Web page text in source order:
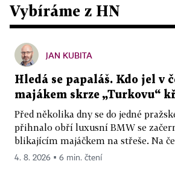
Vybíráme z HN
JAN KUBITA
Hledá se papaláš. Kdo jel v
majákem skrze „Turkovu“
Před několika dny se do jedné
přihnalo obří luxusní BMW se
blikajícím majáčkem na střeše. Na
4. 8. 2026 ▪ 6 min. čtení